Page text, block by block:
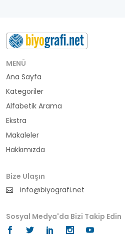
buluş
bürokrat
büyükelçi
cumhurbaşkanı
din adamı
doktor
fotoğrafçı
futbol
MENÜ
Ana Sayfa
Kategoriler
Alfabetik Arama
Ekstra
Makaleler
Hakkımızda
Bize Ulaşın
info@biyografi.net
Sosyal Medya'da Bizi Takip Edin